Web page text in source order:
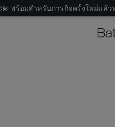
พร้อมสำหรับภารกิจครั้งใหม่แล้